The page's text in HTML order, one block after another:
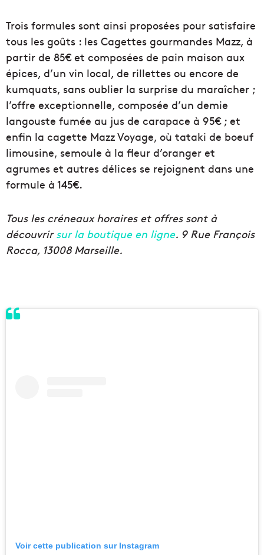
Trois formules sont ainsi proposées pour satisfaire
tous les goûts : les Cagettes gourmandes Mazz, à
partir de 85€ et composées de pain maison aux
épices, d’un vin local, de rillettes ou encore de
kumquats, sans oublier la surprise du maraîcher ;
l’offre exceptionnelle, composée d’un demie
langouste fumée au jus de carapace à 95€ ; et
enfin la cagette Mazz Voyage, où tataki de boeuf
limousine, semoule à la fleur d’oranger et
agrumes et autres délices se rejoignent dans une
formule à 145€.
Tous les créneaux horaires et offres sont à
découvrirsur la boutique en ligne. 9 Rue François
Rocca, 13008 Marseille.
Voir cette publication sur Instagram